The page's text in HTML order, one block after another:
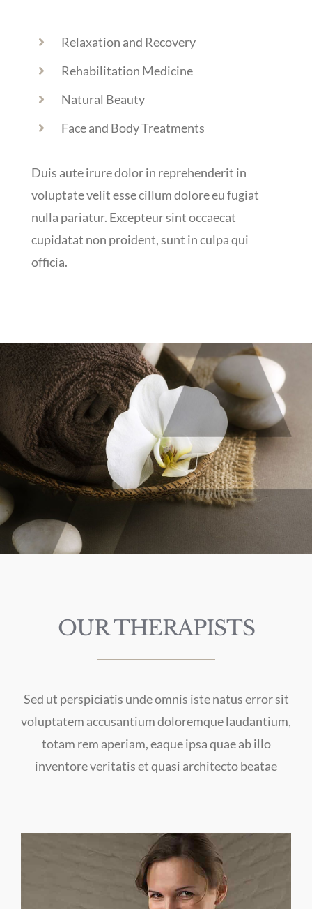
Relaxation and Recovery
Rehabilitation Medicine
Natural Beauty
Face and Body Treatments
Duis aute irure dolor in reprehenderit in
voluptate velit esse cillum dolore eu fugiat
nulla pariatur. Excepteur sint occaecat
cupidatat non proident, sunt in culpa qui
officia.
OUR THERAPISTS
Sed ut perspiciatis unde omnis iste natus error sit
voluptatem accusantium doloremque laudantium,
totam rem aperiam, eaque ipsa quae ab illo
inventore veritatis et quasi architecto beatae